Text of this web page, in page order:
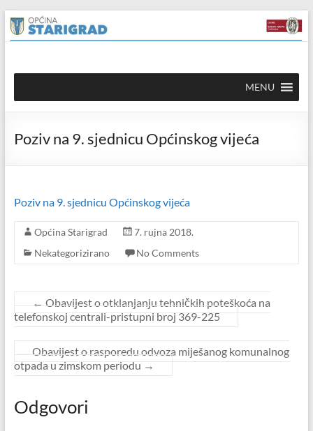
content
Skip
to
content
Općina
Starigrad
mrežna
MENU
Poziv na 9. sjednicu Općinskog vijeća
Poziv na 9. sjednicu Općinskog vijeća
Općina Starigrad
7. rujna 2018.
Nekategorizirano
No Comments
← Obavijest o otklanjanju tehničkih poteškoća na
telefonskoj centrali-pristupni broj 369-225
Obavijest o rasporedu odvoza miješanog komunalnog
otpada u zimskom periodu →
Odgovori